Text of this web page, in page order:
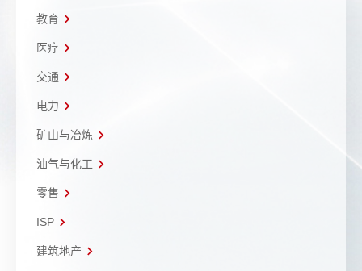
教育
医疗
交通
电力
矿山与冶炼
油气与化工
零售
ISP
建筑地产